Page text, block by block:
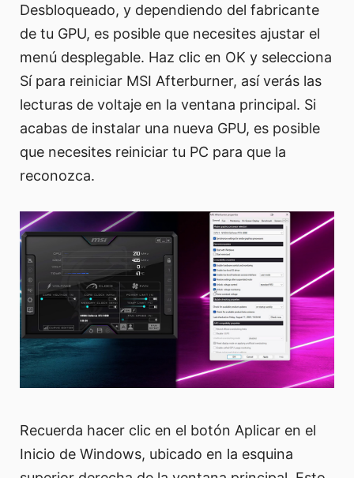
Desbloqueado, y dependiendo del fabricante
de tu GPU, es posible que necesites ajustar el
menú desplegable. Haz clic en OK y selecciona
Sí para reiniciar MSI Afterburner, así verás las
lecturas de voltaje en la ventana principal. Si
acabas de instalar una nueva GPU, es posible
que necesites reiniciar tu PC para que la
reconozca.
Recuerda hacer clic en el botón Aplicar en el
Inicio de Windows, ubicado en la esquina